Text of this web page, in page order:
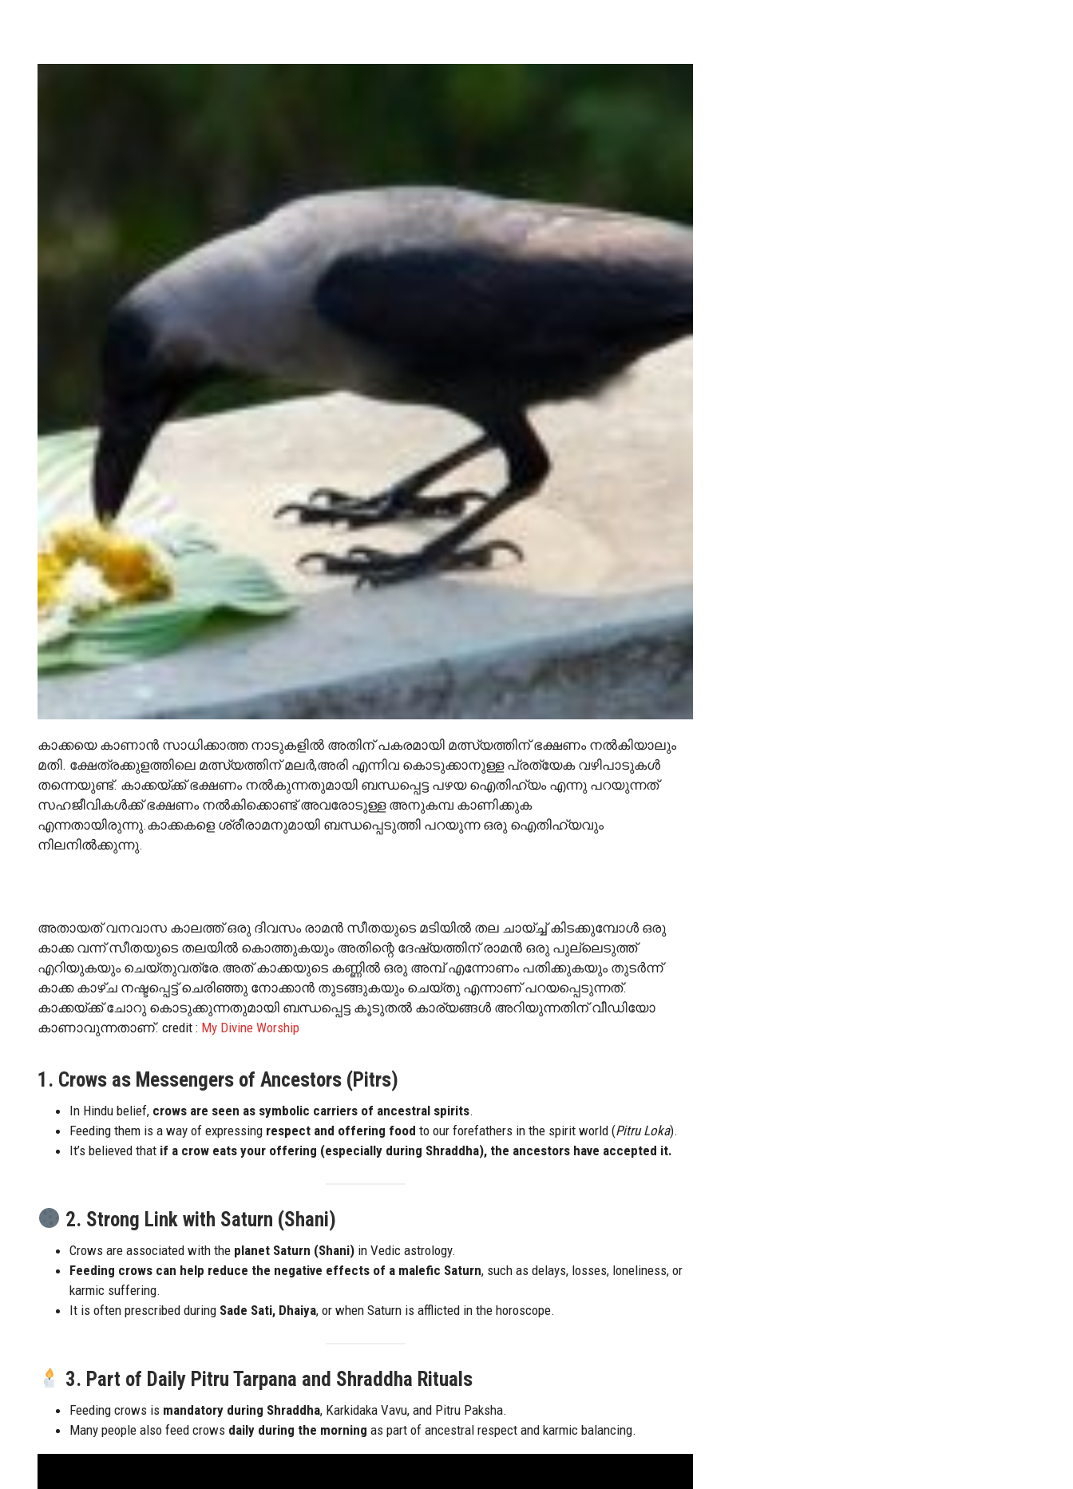
കാക്കയെ കാണാൻ സാധിക്കാത്ത നാടുകളിൽ അതിന് പകരമായി മത്സ്യത്തിന് ഭക്ഷണം നൽകിയാലും
മതി. ക്ഷേത്രക്കുളത്തിലെ മത്സ്യത്തിന് മലർ,അരി എന്നിവ കൊടുക്കാനുള്ള പ്രത്യേക വഴിപാടുകൾ
തന്നെയുണ്ട്. കാക്കയ്ക്ക് ഭക്ഷണം നൽകുന്നതുമായി ബന്ധപ്പെട്ട പഴയ ഐതിഹ്യം എന്നു പറയുന്നത്
സഹജീവികൾക്ക് ഭക്ഷണം നൽകിക്കൊണ്ട് അവരോടുള്ള അനുകമ്പ കാണിക്കുക
എന്നതായിരുന്നു.കാക്കകളെ ശ്രീരാമനുമായി ബന്ധപ്പെടുത്തി പറയുന്ന ഒരു ഐതിഹ്യവും
നിലനിൽക്കുന്നു.
അതായത് വനവാസ കാലത്ത് ഒരു ദിവസം രാമൻ സീതയുടെ മടിയിൽ തല ചായ്ച്ച് കിടക്കുമ്പോൾ ഒരു
കാക്ക വന്ന് സീതയുടെ തലയിൽ കൊത്തുകയും അതിന്റെ ദേഷ്യത്തിന് രാമൻ ഒരു പുല്ലെടുത്ത്
എറിയുകയും ചെയ്തുവത്രേ.അത് കാക്കയുടെ കണ്ണിൽ ഒരു അമ്പ് എന്നോണം പതിക്കുകയും തുടർന്ന്
കാക്ക കാഴ്ച നഷ്ടപ്പെട്ട് ചെരിഞ്ഞു നോക്കാൻ തുടങ്ങുകയും ചെയ്തു എന്നാണ് പറയപ്പെടുന്നത്.
കാക്കയ്ക്ക് ചോറു കൊടുക്കുന്നതുമായി ബന്ധപ്പെട്ട കൂടുതൽ കാര്യങ്ങൾ അറിയുന്നതിന് വീഡിയോ
കാണാവുന്നതാണ്. credit : My Divine Worship
1. Crows as Messengers of Ancestors (Pitrs)
In Hindu belief, crows are seen as symbolic carriers of ancestral spirits.
Feeding them is a way of expressing respect and offering food to our forefathers in the spirit world (Pitru Loka).
It’s believed that if a crow eats your offering (especially during Shraddha), the ancestors have accepted it.
2. Strong Link with Saturn (Shani)
Crows are associated with the planet Saturn (Shani) in Vedic astrology.
Feeding crows can help reduce the negative effects of a malefic Saturn, such as delays, losses, loneliness, or
karmic suffering.
It is often prescribed during Sade Sati, Dhaiya, or when Saturn is afflicted in the horoscope.
3. Part of Daily Pitru Tarpana and Shraddha Rituals
Feeding crows is mandatory during Shraddha, Karkidaka Vavu, and Pitru Paksha.
Many people also feed crows daily during the morning as part of ancestral respect and karmic balancing.